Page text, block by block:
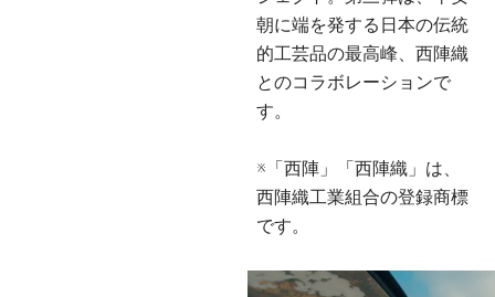
朝に端を発する日本の伝統
的工芸品の最高峰、西陣織
とのコラボレーションで
す。
※「西陣」「西陣織」は、
西陣織工業組合の登録商標
です。